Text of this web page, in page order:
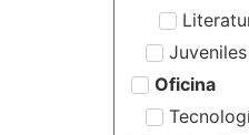
Juveniles
Oficina